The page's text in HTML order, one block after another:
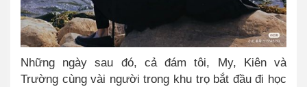
Những ngày sau đó, cả đám tôi, My, Kiên và
Trường cùng vài người trong khu trọ bắt đầu đi học